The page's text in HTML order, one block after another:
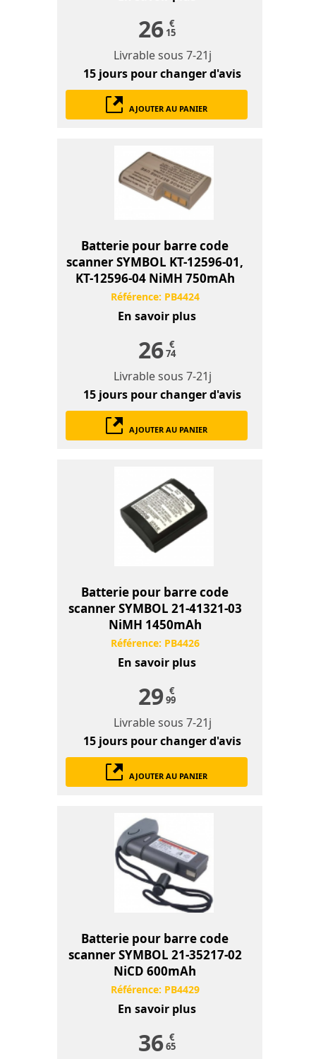
26 €
15
Livrable sous 7-21j
15 jours pour changer d'avis
AJOUTER AU PANIER
Batterie pour barre code
scanner SYMBOL KT-12596-01,
KT-12596-04 NiMH 750mAh
Référence: PB4424
En savoir plus
26 €
74
Livrable sous 7-21j
15 jours pour changer d'avis
AJOUTER AU PANIER
Batterie pour barre code
scanner SYMBOL 21-41321-03
NiMH 1450mAh
Référence: PB4426
En savoir plus
29 €
99
Livrable sous 7-21j
15 jours pour changer d'avis
AJOUTER AU PANIER
Batterie pour barre code
scanner SYMBOL 21-35217-02
NiCD 600mAh
Référence: PB4429
En savoir plus
36 €
65